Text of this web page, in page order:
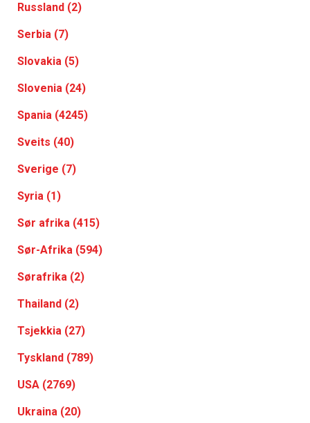
Russland (2)
Serbia (7)
Slovakia (5)
Slovenia (24)
Spania (4245)
Sveits (40)
Sverige (7)
Syria (1)
Sør afrika (415)
Sør-Afrika (594)
Sørafrika (2)
Thailand (2)
Tsjekkia (27)
Tyskland (789)
USA (2769)
Ukraina (20)